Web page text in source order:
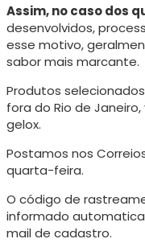
Assim, no caso dos
desenvolvidos,
esse motivo,
sabor mais marcante.
Produtos
fora do Rio de
gelox.
Postamos nos
quarta-feira.
O código de
informado
mail de cadastro.